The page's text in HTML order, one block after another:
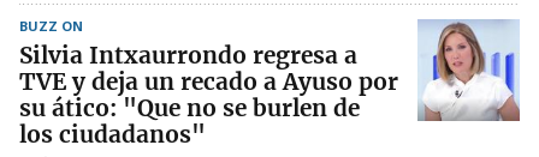
BUZZ ON
Silvia Intxaurrondo regresa a
TVE y deja un recado a Ayuso por
su ático: "Que no se burlen de
los ciudadanos"